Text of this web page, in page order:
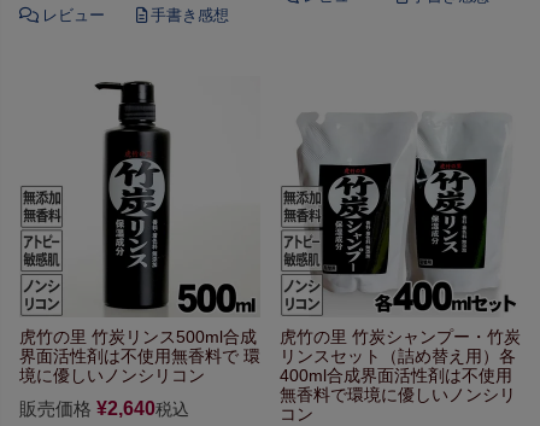
虎竹の里 竹炭リンス500ml合成
界面活性剤は不使用無香料で 環
境に優しいノンシリコン
販売価格 ¥2,640税込
虎竹の里 竹炭シャンプー・竹炭
リンスセット
（詰め替え用）各
400ml合成界面活性剤は不使用
無香料で環境に優しいノンシリ
コン